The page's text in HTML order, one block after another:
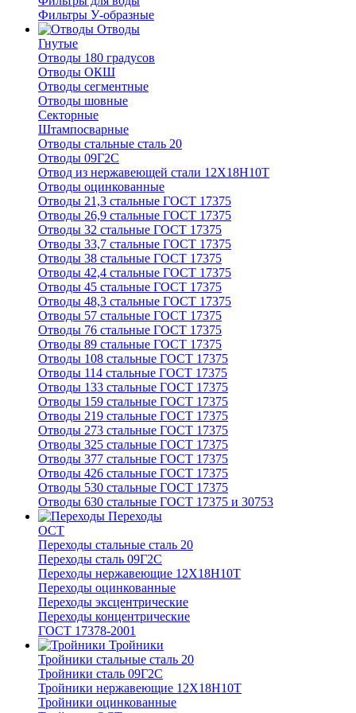
Фильтры У-образные
Отводы
Гнутые
Отводы 180 градусов
Отводы ОКШ
Отводы сегментные
Отводы шовные
Секторные
Штампосварные
Отводы стальные сталь 20
Отводы 09Г2С
Отвод из нержавеющей стали 12Х18Н10Т
Отводы оцинкованные
Отводы 21,3 стальные ГОСТ 17375
Отводы 26,9 стальные ГОСТ 17375
Отводы 32 стальные ГОСТ 17375
Отводы 33,7 стальные ГОСТ 17375
Отводы 38 стальные ГОСТ 17375
Отводы 42,4 стальные ГОСТ 17375
Отводы 45 стальные ГОСТ 17375
Отводы 48,3 стальные ГОСТ 17375
Отводы 57 стальные ГОСТ 17375
Отводы 76 стальные ГОСТ 17375
Отводы 89 стальные ГОСТ 17375
Отводы 108 стальные ГОСТ 17375
Отводы 114 стальные ГОСТ 17375
Отводы 133 стальные ГОСТ 17375
Отводы 159 стальные ГОСТ 17375
Отводы 219 стальные ГОСТ 17375
Отводы 273 стальные ГОСТ 17375
Отводы 325 стальные ГОСТ 17375
Отводы 377 стальные ГОСТ 17375
Отводы 426 стальные ГОСТ 17375
Отводы 530 стальные ГОСТ 17375
Отводы 630 стальные ГОСТ 17375 и 30753
Переходы
ОСТ
Переходы стальные сталь 20
Переходы сталь 09Г2С
Переходы нержавеющие 12Х18Н10Т
Переходы оцинкованные
Переходы эксцентрические
Переходы концентрические
ГОСТ 17378-2001
Тройники
Тройники стальные сталь 20
Тройники сталь 09Г2С
Тройники нержавеющие 12Х18Н10Т
Тройники оцинкованные